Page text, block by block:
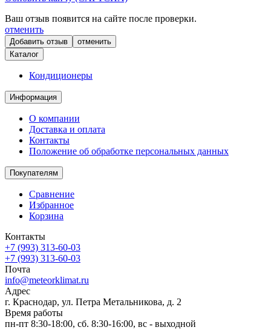
Ваш отзыв появится на сайте после проверки.
отменить
отменить
Каталог
Кондиционеры
Информация
О компании
Доставка и оплата
Контакты
Положение об обработке персональных данных
Покупателям
Сравнение
Избранное
Корзина
Контакты
+7 (993) 313-60-03
+7 (993) 313-60-03
Почта
info@meteorklimat.ru
Адрес
г. Краснодар, ул. Петра Метальникова, д. 2
Время работы
пн-пт 8:30-18:00, сб. 8:30-16:00, вс - выходной